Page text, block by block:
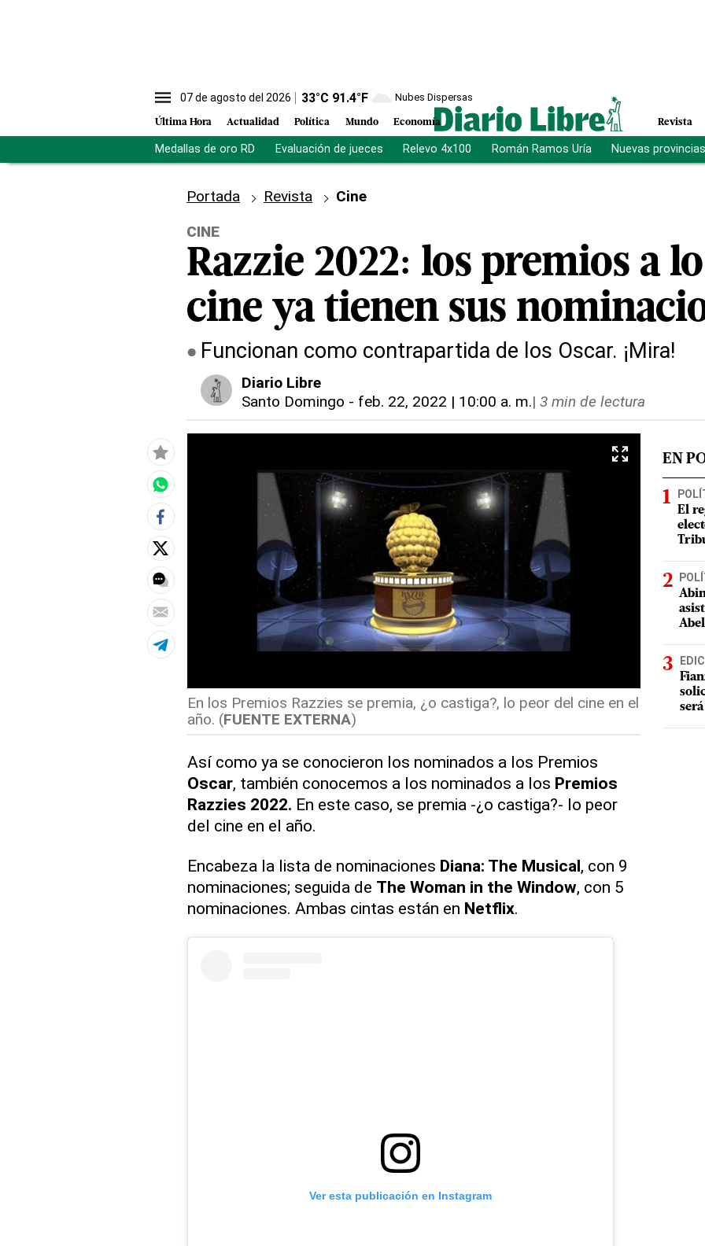
07 de agosto del 2026 33°C 91.4°F Nubes Dispersas
Última Hora Actualidad Política Mundo Economía Revista
Medallas de oro RD Evaluación de jueces Relevo 4x100 Román Ramos Uría Nuevas provincias
Portada Revista
Cine
CINE
Razzie 2022: los premios a
cine ya tienen sus
Funcionan como contrapartida de los Oscar. ¡Mira!
Diario Libre
Santo Domingo - feb. 22, 2022 | 10:00 a. m.| 3 min de lectura
En los Premios Razzies se premia, ¿o castiga?, lo peor del cine en el
año. (FUENTE EXTERNA)
Así como ya se conocieron los nominados a los Premios
Oscar, también conocemos a los nominados a los Premios
Razzies 2022. En este caso, se premia -¿o castiga?- lo peor
del cine en el año.
Encabeza la lista de nominaciones Diana: The Musical, con 9
nominaciones; seguida de The Woman in the Window, con 5
nominaciones. Ambas cintas están en Netflix.
Ver esta publicación en Instagram
EN
El